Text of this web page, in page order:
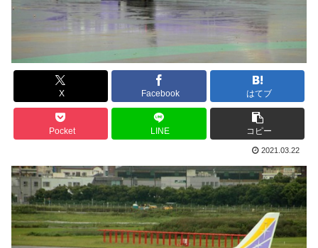
X Facebook はてブ
Pocket LINE コピー
2021.03.22